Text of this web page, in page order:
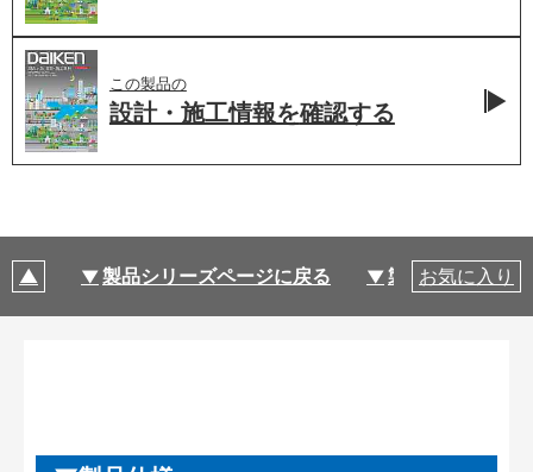
この製品の
設計・施工情報を確認する
製品シリーズページに戻る 製品仕様
お気に入り